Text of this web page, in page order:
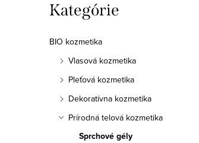
o
č
n
p
Preskočiť
kategórie
Kategórie
BIO kozmetika
Vlasová kozmetika
Pleťová kozmetika
Dekoratívna kozmetika
Prírodná telová kozmetika
Sprchové gély